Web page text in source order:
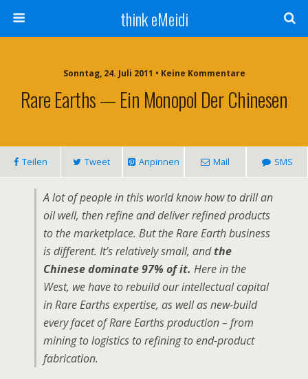
think eMeidi
Sonntag, 24. Juli 2011 • Keine Kommentare
Rare Earths — Ein Monopol Der Chinesen
Teilen Tweet Anpinnen Mail SMS
A lot of people in this world know how to drill an
oil well, then refine and deliver refined products
to the marketplace. But the Rare Earth business
is different. It’s relatively small, andthe
Chinese dominate 97% of it. Here in the
West, we have to rebuild our intellectual capital
in Rare Earths expertise, as well as new-build
every facet of Rare Earths production – from
mining to logistics to refining to end-product
fabrication.